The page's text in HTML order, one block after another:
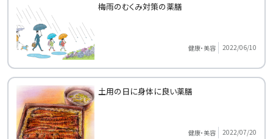
梅雨のむくみ対策の薬膳
健康・美容 2022/06/10
土用の日に身体に良い薬膳
健康・美容 2022/07/20